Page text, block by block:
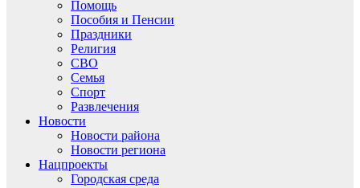
Помощь
Пособия и Пенсии
Праздники
Религия
СВО
Семья
Спорт
Развлечения
Новости
Новости района
Новости региона
Нацпроекты
Городская среда